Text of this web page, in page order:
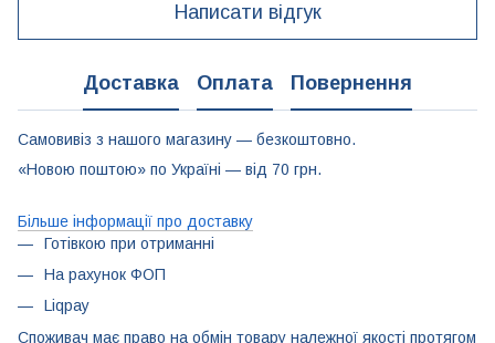
Написати відгук
Доставка Оплата Повернення
Самовивіз з нашого магазину — безкоштовно.
«Новою поштою» по Україні — від 70 грн.
Більше інформації про доставку
Готівкою при отриманні
На рахунок ФОП
Liqpay
Споживач має право на обмін товару належної якості протягом